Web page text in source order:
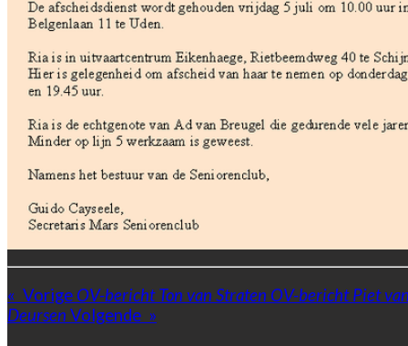
« Vorige OV-bericht Ton van Straten OV-bericht Piet
Deursen Volgende »